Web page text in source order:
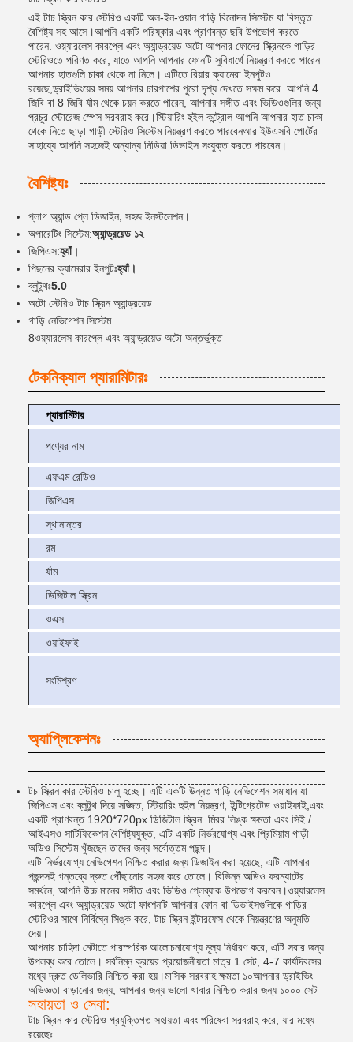
এই টাচ স্ক্রিন কার স্টেরিও একটি অল-ইন-ওয়ান গাড়ি বিনোদন সিস্টেম যা বিস্তৃত
বৈশিষ্ট্য সহ আসে।আপনি একটি পরিষ্কার এবং প্রাণবন্ত ছবি উপভোগ করতে
পারেন. ওয়্যারলেস কারপ্লে এবং অ্যান্ড্রয়েড অটো আপনার ফোনের স্ক্রিনকে গাড়ির
স্টেরিওতে পরিণত করে, যাতে আপনি আপনার ফোনটি সুবিধার্থে নিয়ন্ত্রণ করতে পারেন
আপনার হাতগুলি চাকা থেকে না নিলে। এটিতে রিয়ার ক্যামেরা ইনপুটও
রয়েছে,ড্রাইভিংয়ের সময় আপনার চারপাশের পুরো দৃশ্য দেখতে সক্ষম করে. আপনি 4
জিবি বা 8 জিবি র্যাম থেকে চয়ন করতে পারেন, আপনার সঙ্গীত এবং ভিডিওগুলির জন্য
প্রচুর স্টোরেজ স্পেস সরবরাহ করে।স্টিয়ারিং হুইল কন্ট্রোল আপনি আপনার হাত চাকা
থেকে নিতে ছাড়া গাড়ী স্টেরিও সিস্টেম নিয়ন্ত্রণ করতে পারবেনআর ইউএসবি পোর্টের
সাহায্যে আপনি সহজেই অন্যান্য মিডিয়া ডিভাইস সংযুক্ত করতে পারবেন।
বৈশিষ্ট্যঃ
প্লাগ অ্যান্ড প্লে ডিজাইন, সহজ ইনস্টলেশন।
অপারেটিং সিস্টেম:অ্যান্ড্রয়েড ১২
জিপিএস:হ্যাঁ।
পিছনের ক্যামেরার ইনপুটঃহ্যাঁ।
ব্লুটুথঃ5.0
অটো স্টেরিও টাচ স্ক্রিন অ্যান্ড্রয়েড
গাড়ি নেভিগেশন সিস্টেম
8ওয়্যারলেস কারপ্লে এবং অ্যান্ড্রয়েড অটো অন্তর্ভুক্ত
টেকনিক্যাল প্যারামিটারঃ
প্যারামিটার
পণ্যের নাম
এফএম রেডিও
জিপিএস
স্থানান্তর
রম
র্যাম
ডিজিটাল স্ক্রিন
ওএস
ওয়াইফাই
সংমিশ্রণ
অ্যাপ্লিকেশনঃ
টচ স্ক্রিন কার স্টেরিও চালু হচ্ছে। এটি একটি উন্নত গাড়ি নেভিগেশন সমাধান যা
জিপিএস এবং ব্লুটুথ দিয়ে সজ্জিত, স্টিয়ারিং হুইল নিয়ন্ত্রণ, ইন্টিগ্রেটেড ওয়াইফাই,এবং
একটি প্রাণবন্ত 1920*720px ডিজিটাল স্ক্রিন. মিরর লিঙ্ক ক্ষমতা এবং সিই /
আইএসও সার্টিফিকেশন বৈশিষ্ট্যযুক্ত, এটি একটি নির্ভরযোগ্য এবং প্রিমিয়াম গাড়ী
অডিও সিস্টেম খুঁজছেন তাদের জন্য সর্বোত্তম পছন্দ।
এটি নির্ভরযোগ্য নেভিগেশন নিশ্চিত করার জন্য ডিজাইন করা হয়েছে, এটি আপনার
পছন্দসই গন্তব্যে দ্রুত পৌঁছানোর সহজ করে তোলে। বিভিন্ন অডিও ফরম্যাটের
সমর্থনে, আপনি উচ্চ মানের সঙ্গীত এবং ভিডিও প্লেব্যাক উপভোগ করবেন।ওয়্যারলেস
কারপ্লে এবং অ্যান্ড্রয়েড অটো ফাংশনটি আপনার ফোন বা ডিভাইসগুলিকে গাড়ির
স্টেরিওর সাথে নির্বিঘ্নে সিঙ্ক করে, টাচ স্ক্রিন ইন্টারফেস থেকে নিয়ন্ত্রণের অনুমতি
দেয়।
আপনার চাহিদা মেটাতে পারস্পরিক আলোচনাযোগ্য মূল্য নির্ধারণ করে, এটি সবার জন্য
উপলব্ধ করে তোলে। সর্বনিম্ন ক্রয়ের প্রয়োজনীয়তা মাত্র 1 সেট, 4-7 কার্যদিবসের
মধ্যে দ্রুত ডেলিভারি নিশ্চিত করা হয়।মাসিক সরবরাহ ক্ষমতা ১০আপনার ড্রাইভিং
অভিজ্ঞতা বাড়ানোর জন্য, আপনার জন্য ভালো খাবার নিশ্চিত করার জন্য ১০০০ সেট
সহায়তা ও সেবা:
টাচ স্ক্রিন কার স্টেরিও প্রযুক্তিগত সহায়তা এবং পরিষেবা সরবরাহ করে, যার মধ্যে
রয়েছেঃ